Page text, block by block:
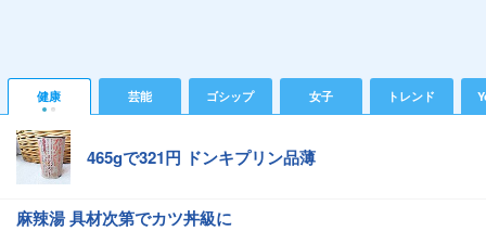
健康 芸能 ゴシップ 女子 トレンド
465gで321円 ドンキプリン品薄
麻辣湯 具材次第でカツ丼級に